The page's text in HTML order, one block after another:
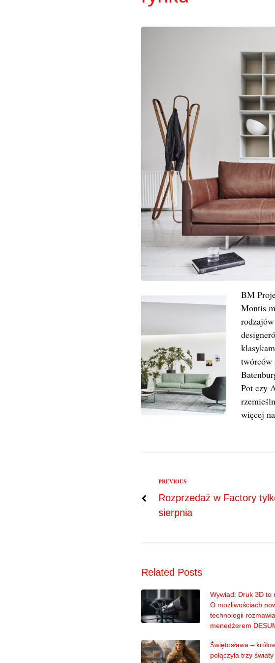
BM
Montis
twórców
Pot czy
więcej na
Nawigacja
wpisu
Previous
PREVIOUS
Rozprzedaż w Factory
sierpnia
Related Posts
Wywiad: Druk 3D to
O możliwościach
technologii
menedżerem
Świętosława –
połączyła trzy światy